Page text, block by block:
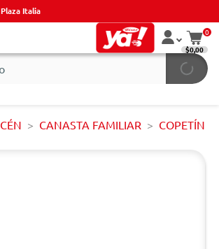
Italia
0
$0,00
CANASTA FAMILIAR COPETÍN